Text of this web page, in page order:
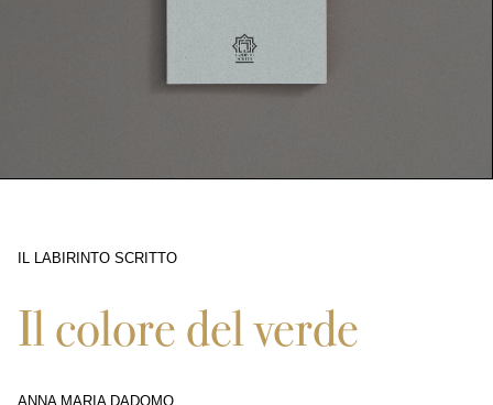
IL LABIRINTO SCRITTO
Il colore del verde
ANNA MARIA DADOMO